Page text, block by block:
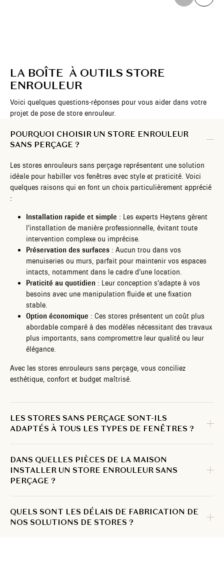
LA BOÎTE À OUTILS STORE
ENROULEUR
Voici quelques questions-réponses pour vous aider dans votre
projet de pose de store enrouleur.
POURQUOI CHOISIR UN STORE ENROULEUR
SANS PERÇAGE ?
Les stores enrouleurs sans perçage représentent une solution
idéale pour habiller vos fenêtres avec style et praticité. Voici
quelques raisons qui en font un choix particulièrement apprécié
:
Installation rapide et simple : Les experts Heytens gèrent
l’installation de manière professionnelle, évitant toute
intervention complexe ou imprécise.
Préservation des surfaces : Aucun trou dans vos
menuiseries ou murs, parfait pour maintenir vos espaces
intacts, notamment dans le cadre d’une location.
Praticité au quotidien : Leur conception s’adapte à vos
besoins avec une manipulation fluide et une fixation
stable.
Option économique : Ces stores présentent un coût plus
abordable comparé à des modèles nécessitant des travaux
plus importants, sans compromettre leur qualité ou leur
élégance.
Avec les stores enrouleurs sans perçage, vous conciliez
esthétique, confort et budget maîtrisé.
LES STORES SANS PERÇAGE SONT-ILS
ADAPTÉS À TOUS LES TYPES DE FENÊTRES ?
DANS QUELLES PIÈCES DE LA MAISON
INSTALLER UN STORE ENROULEUR SANS
PERÇAGE ?
QUELS SONT LES DÉLAIS DE FABRICATION DE
NOS SOLUTIONS DE STORES ?